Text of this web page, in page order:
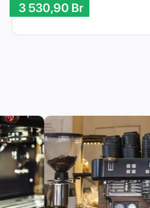
3 530,90 Br